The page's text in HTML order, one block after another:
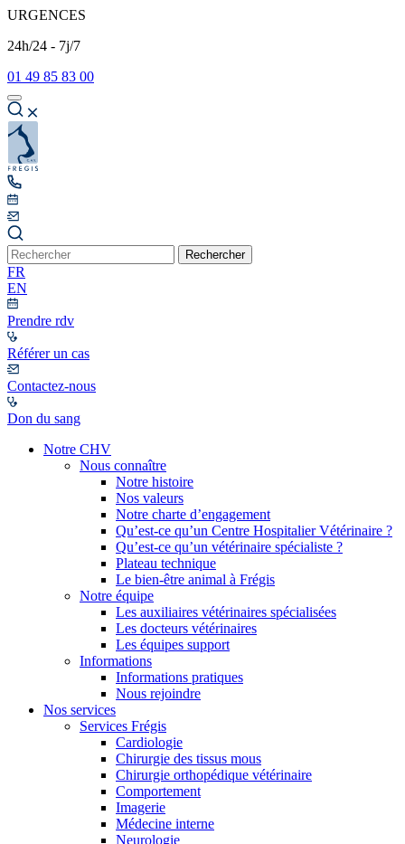
URGENCES
24h/24 - 7j/7
01 49 85 83 00
Rechercher
FR
EN
Prendre rdv
Référer un cas
Contactez-nous
Don du sang
Notre CHV
Nous connaître
Notre histoire
Nos valeurs
Notre charte d’engagement
Qu’est-ce qu’un Centre Hospitalier Vétérinaire ?
Qu’est-ce qu’un vétérinaire spécialiste ?
Plateau technique
Le bien-être animal à Frégis
Notre équipe
Les auxiliaires vétérinaires spécialisées
Les docteurs vétérinaires
Les équipes support
Informations
Informations pratiques
Nous rejoindre
Nos services
Services Frégis
Cardiologie
Chirurgie des tissus mous
Chirurgie orthopédique vétérinaire
Comportement
Imagerie
Médecine interne
Neurologie